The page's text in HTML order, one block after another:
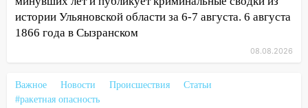
16:26 В Ульяновске бесплатно покажут
матч «Волги» под открытым небом
разработают отечественный прибор для
цифровой ПЦР
истории Ульяновской области за 6-7 августа. 6 августа
1866 года в Сызранском
08.08.2026
Важное Новости Происшествия
Статьи
#ракетная опасность